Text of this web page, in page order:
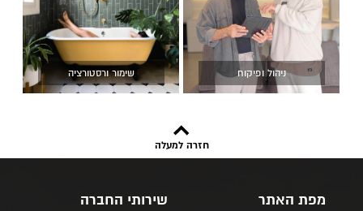
ניהול ופיקוח שימור ורסטורציה
חזרה למעלה
מפת האתר שירותי החברה